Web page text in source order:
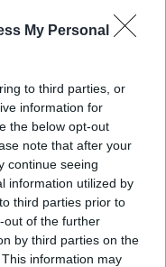
My Personal
to third parties, or
information for
the below opt-out
note that after your
continue seeing
information utilized by
third parties prior to
out of the further
by third parties on the
information may
megjelent a
Judit felel majd a frissen
a
lesz a szakképzésre,